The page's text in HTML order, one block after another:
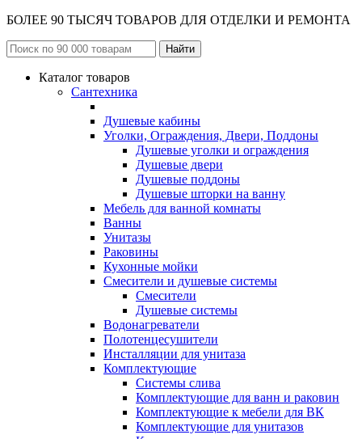
БОЛЕЕ 90 ТЫСЯЧ ТОВАРОВ ДЛЯ ОТДЕЛКИ И РЕМОНТА
Каталог товаров
Сантехника
Душевые кабины
Уголки, Ограждения, Двери, Поддоны
Душевые уголки и ограждения
Душевые двери
Душевые поддоны
Душевые шторки на ванну
Мебель для ванной комнаты
Ванны
Унитазы
Раковины
Кухонные мойки
Смесители и душевые системы
Смесители
Душевые системы
Водонагреватели
Полотенцесушители
Инсталляции для унитаза
Комплектующие
Системы слива
Комплектующие для ванн и раковин
Комплектующие к мебели для ВК
Комплектующие для унитазов